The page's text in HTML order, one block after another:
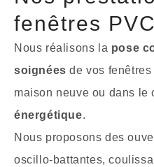
fenêtres
Nous réalisons la pose
soignées de vos
maison neuve ou dans le
énergétique.
Nous proposons des
oscillo-battantes,